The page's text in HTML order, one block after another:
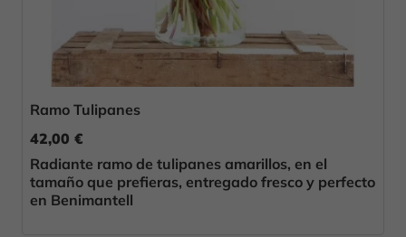
Ramo Tulipanes
42,00 €
Radiante ramo de tulipanes amarillos, en el
tamaño que prefieras, entregado fresco y perfecto
en Benimantell